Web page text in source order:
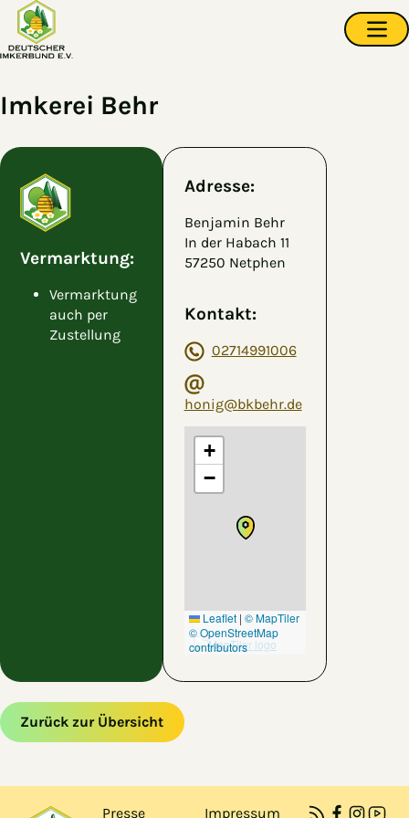
Zum Hauptinhalt springen
Imkerei Behr
Vermarktung:
Vermarktung
auch per
Zustellung
Adresse:
Benjamin Behr
In der Habach 11
57250 Netphen
Kontakt:
02714991006
honig@bkbehr.de
+
−
Leaflet | © MapTiler
© OpenStreetMap
contributors
Zurück zur Übersicht
Presse
Impressum